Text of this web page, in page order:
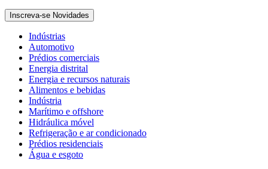
Inscreva-se Novidades
Indústrias
Automotivo
Prédios comerciais
Energia distrital
Energia e recursos naturais
Alimentos e bebidas
Indústria
Marítimo e offshore
Hidráulica móvel
Refrigeração e ar condicionado
Prédios residenciais
Água e esgoto